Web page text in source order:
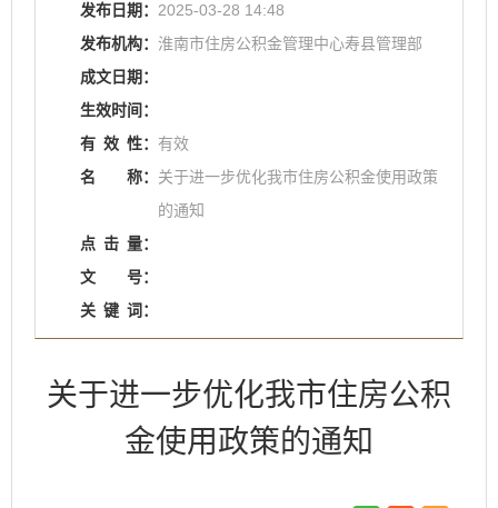
发布日期： 2025-03-28 14:48
发布机构： 淮南市住房公积金管理中心寿县管理部
成文日期：
生效时间：
有 效 性： 有效
名
称： 关于进一步优化我市住房公积金使用政策
的通知
点 击 量：
文
号：
关 键 词：
关于进一步优化我市住房公积
金使用政策的通知